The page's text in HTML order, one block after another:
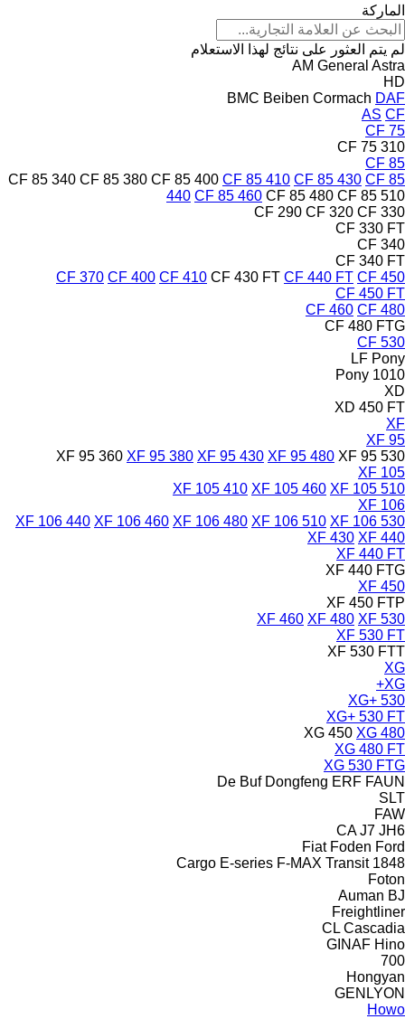
الماركة
لم يتم العثور على نتائج لهذا الاستعلام
AM General Astra
HD
BMC Beiben Cormach DAF
AS CF
CF 75
CF 75 310
CF 85
CF 85 340 CF 85 380 CF 85 400 CF 85 410 CF 85 430 CF 85
440 CF 85 460 CF 85 480 CF 85 510
CF 290 CF 320 CF 330
CF 330 FT
CF 340
CF 340 FT
CF 370 CF 400 CF 410 CF 430 FT CF 440 FT CF 450
CF 450 FT
CF 460 CF 480
CF 480 FTG
CF 530
LF Pony
Pony 1010
XD
XD 450 FT
XF
XF 95
XF 95 360 XF 95 380 XF 95 430 XF 95 480 XF 95 530
XF 105
XF 105 410 XF 105 460 XF 105 510
XF 106
XF 106 440 XF 106 460 XF 106 480 XF 106 510 XF 106 530
XF 430 XF 440
XF 440 FT
XF 440 FTG
XF 450
XF 450 FTP
XF 460 XF 480 XF 530
XF 530 FT
XF 530 FTT
XG
XG+
XG+ 530
XG+ 530 FT
XG 450 XG 480
XG 480 FT
XG 530 FTG
De Buf Dongfeng ERF FAUN
SLT
FAW
CA J7 JH6
Fiat Foden Ford
1848
Cargo E-series F-MAX Transit
Foton
Auman BJ
Freightliner
CL Cascadia
GINAF Hino
700
Hongyan
GENLYON
Howo